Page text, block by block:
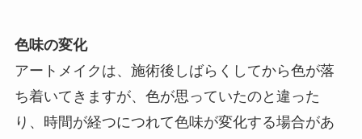
色味の変化
アートメイクは、施術後しばらくしてから色が落
ち着いてきますが、色が思っていたのと違った
り、時間が経つにつれて色味が変化する場合があ